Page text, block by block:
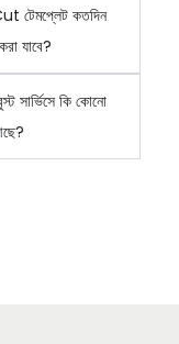
টেমপ্লেট কতদিন
যাবে?
সার্ভিসে কি কোনো